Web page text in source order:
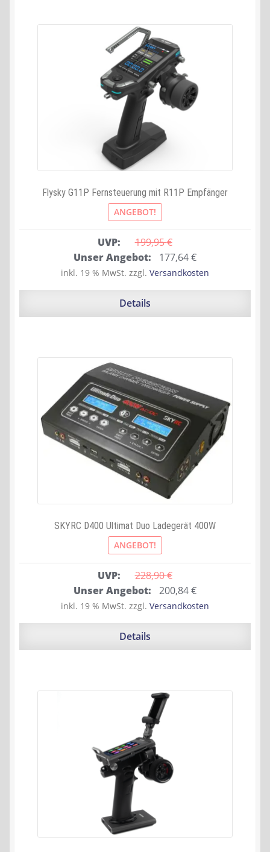
Flysky G11P Fernsteuerung mit R11P Empfänger
ANGEBOT!
UVP: 199,95 €
Ursprünglicher
Preis
war:
Unser Angebot: 177,64€Aktueller
Preis
ist:
inkl. 19 % MwSt. zzgl. Versandkosten
Details
SKYRC D400 Ultimat Duo Ladegerät 400W
ANGEBOT!
UVP: 228,90 €
Ursprünglicher
Preis
war:
Unser Angebot: 200,84€Aktueller
Preis
ist:
inkl. 19 % MwSt. zzgl. Versandkosten
Details